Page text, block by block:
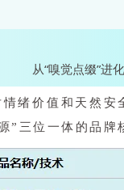
从“嗅觉点缀”进
绪价值和天然安
”三位一体的品牌